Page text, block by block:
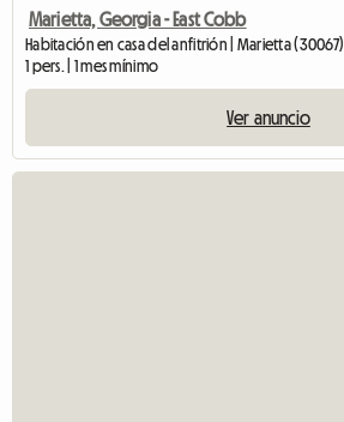
Marietta, Georgia - East Cobb
Habitación en casa del anfitrión | Marietta (30067)
1 pers. | 1 mes mínimo
Ver anuncio